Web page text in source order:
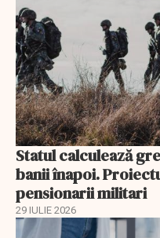
Statul calculează
banii înapoi.
pensionarii militari
29 IULIE 2026